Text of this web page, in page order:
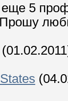
5
Прошу